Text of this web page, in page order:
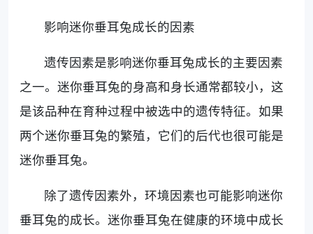
影响迷你垂耳兔成长的因素
遗传因素是影响迷你垂耳兔成长的主要因素
之一。迷你垂耳兔的身高和身长通常都较小，这
是该品种在育种过程中被选中的遗传特征。如果
两个迷你垂耳兔的繁殖，它们的后代也很可能是
迷你垂耳兔。
除了遗传因素外，环境因素也可能影响迷你
垂耳兔的成长。迷你垂耳兔在健康的环境中成长